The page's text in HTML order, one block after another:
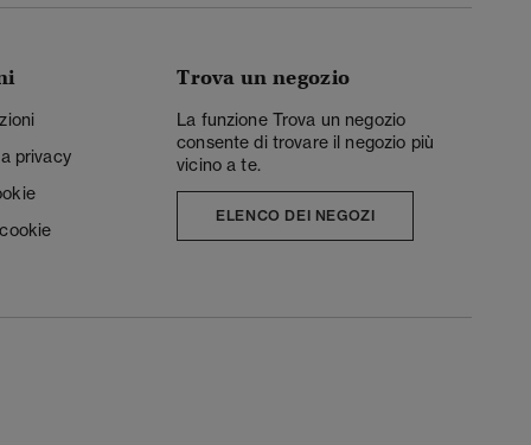
privacy
Trova un negozio
La funzione Trova un negozio
consente di trovare il negozio più
vicino a te.
ELENCO DEI NEGOZI